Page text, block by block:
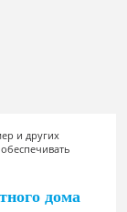
и других
дома